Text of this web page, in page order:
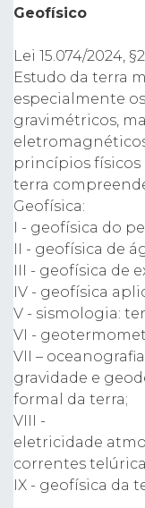
Geofísico
Lei 15.074/2024,
Estudo da terra
especialmente
gravimétricos,
princípios físicos
terra
Geofísica:
I - geofísica do
II - geofísica de
III - geofísica de
IV - geofísica
V - sismologia:
VI -
VII –
gravidade e
formal da terra;
VIII -
eletricidade
correntes
IX - geofísica da